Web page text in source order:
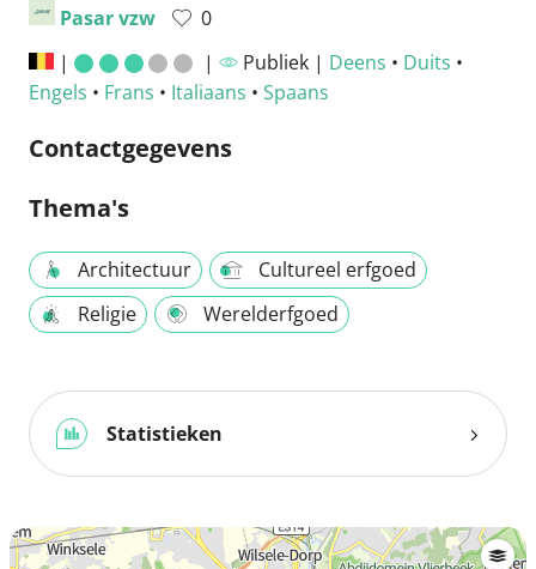
Pasar vzw
0
|
| Publiek | Deens • Duits •
Engels • Frans • Italiaans • Spaans
Contactgegevens
Thema's
Architectuur
Cultureel erfgoed
Religie
Werelderfgoed
Statistieken